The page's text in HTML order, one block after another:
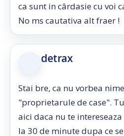
ca sunt in cârdasie cu voi
No ms cautativa alt fraer !
detrax
Stai bre, ca nu vorbea
"proprietarule de case".
aici daca nu te
la 30 de minute dupa ce